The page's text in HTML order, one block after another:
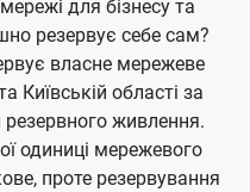
для бізнесу та
резервує себе сам?
власне мережеве
Київській області за
живлення.
одиниці мережевого
проте резервування